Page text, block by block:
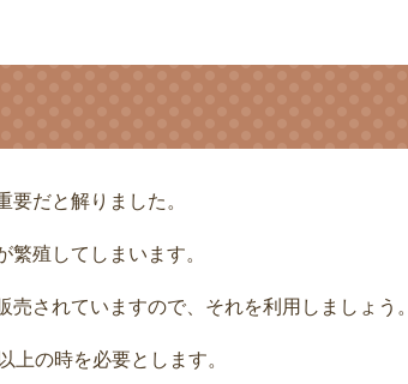
要だと解りました。
殖してしまいます。
されていますので、それを利用しましょう。
上の時を必要とします。